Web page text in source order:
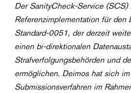
Der SanityCheck-Service (SCS)
Referenzimplementation für den
Standard-0051, der derzeit
einen bi-direktionalen
Strafverfolgungsbehörden und
ermöglichen. Deimos hat sich
Submissionsverfahren im